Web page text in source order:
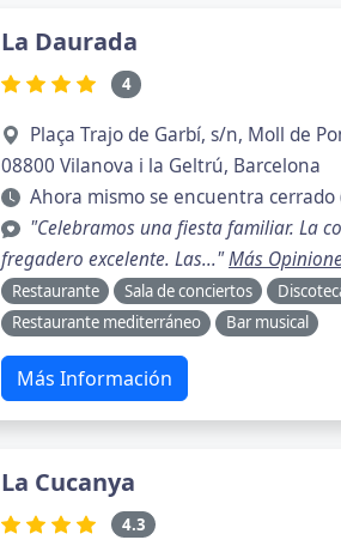
La Daurada
4
Plaça Trajo de Garbí, s/n, Moll de
08800 Vilanova i la Geltrú, Barcelona
Ahora mismo se encuentra cerrado
"Celebramos una fiesta familiar. La
fregadero excelente. Las..."Más
Restaurante Sala de conciertos
Restaurante mediterráneo
Bar musical
Más Información
La Cucanya
4.3